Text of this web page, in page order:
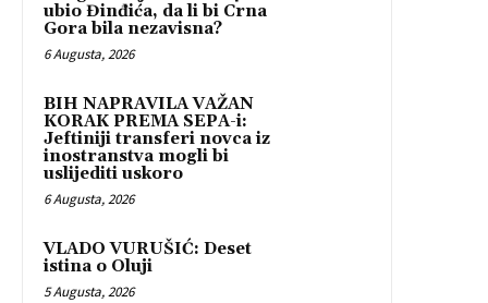
ubio Đinđića, da li bi Crna
Gora bila nezavisna?
6 Augusta, 2026
BIH NAPRAVILA VAŽAN
KORAK PREMA SEPA-i:
Jeftiniji transferi novca iz
inostranstva mogli bi
uslijediti uskoro
6 Augusta, 2026
VLADO VURUŠIĆ: Deset
istina o Oluji
5 Augusta, 2026